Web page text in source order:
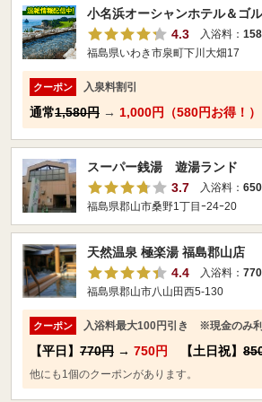
小名浜オーシャンホテル＆ゴ
4.3
入浴料：
福島県いわき市泉町下川大畑17
クーポン 入泉料割引
通常1,580円 → 1,000円（580円お得！）
スーパー銭湯 遊湯ランド
3.7
入浴料：
福島県郡山市桑野1丁目ｰ24ｰ20
天然温泉 極楽湯 福島郡山店
4.4
入浴料：
福島県郡山市八山田西5-130
クーポン 入浴料最大100円引き ※現金のみ
【平日】 770円 → 750円 【土日祝】
他にも1個のクーポンがあります。